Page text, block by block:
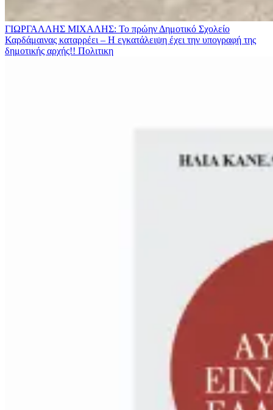
ΓΙΩΡΓΑΛΛΗΣ ΜΙΧΑΛΗΣ: Το πρώην Δημοτικό Σχολείο
Καρδάμαινας καταρρέει – Η εγκατάλειψη έχει την υπογραφή της
δημοτικής αρχής!! Πολιτικη